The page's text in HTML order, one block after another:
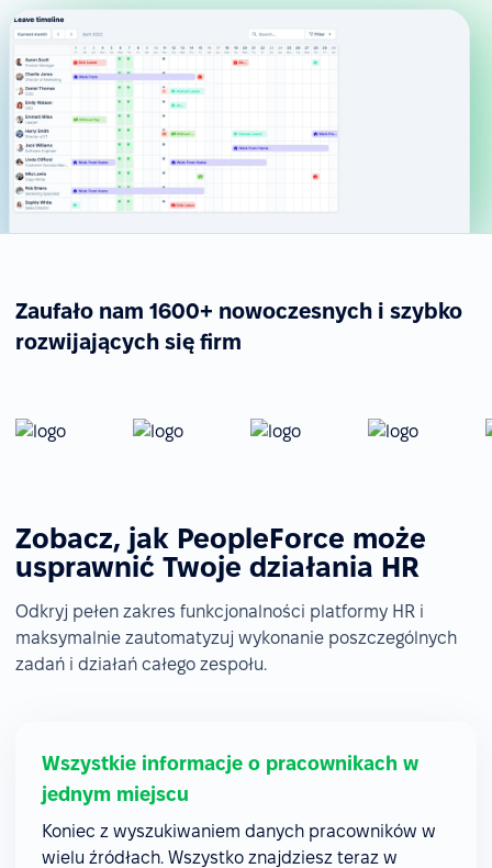
Zaufało nam 1600+ nowoczesnych i szybko
rozwijających się firm
Zobacz, jak PeopleForce może
usprawnić Twoje działania HR
Odkryj pełen zakres funkcjonalności platformy HR i
maksymalnie zautomatyzuj wykonanie poszczególnych
zadań i działań całego zespołu.
Wszystkie informacje o pracownikach w
jednym miejscu
Koniec z wyszukiwaniem danych pracowników w
wielu źródłach. Wszystko znajdziesz teraz w